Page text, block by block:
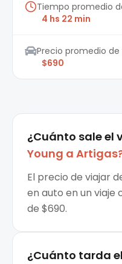
Tiempo promedio
4 hs 22 min
Precio promedio
$690
¿Cuánto sale el
Young a Artigas
El precio de viajar
en auto en un viaje
de $690.
¿Cuánto tarda